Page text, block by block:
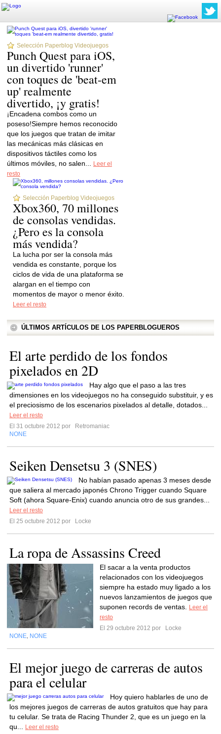
Selección Paperblog Videojuegos
Punch Quest para iOS,
un divertido 'runner'
con toques de 'beat-em
up' realmente
divertido, ¡y gratis!
¡Encadena combos como un
poseso!Siempre hemos reconocido
que los juegos que tratan de imitar
las mecánicas más clásicas en
dispositivos táctiles como los
últimos móviles, no salen...
Leer el
resto
Selección Paperblog Videojuegos
Xbox360, 70 millones
de consolas vendidas.
¿Pero es la consola
más vendida?
La lucha por ser la consola más
vendida es constante, porque los
ciclos de vida de una plataforma se
alargan en el tiempo con
momentos de mayor o menor éxito.
Leer el resto
ÚLTIMOS ARTÍCULOS DE LOS PAPERBLOGUEROS
El arte perdido de los fondos
pixelados en 2D
Hay algo que el paso a las tres
dimensiones en los videojuegos no ha conseguido substituir, y es
el preciosismo de los escenarios pixelados al detalle, dotados...
Leer el resto
El 31 octubre 2012 por
Retromaniac
NONE
Seiken Densetsu 3 (SNES)
No habían pasado apenas 3 meses desde
que saliera al mercado japonés Chrono Trigger cuando Square
Soft (ahora Square-Enix) cuando anuncia otro de sus grandes...
Leer el resto
El 25 octubre 2012 por
Locke
La ropa de Assassins Creed
El sacar a la venta productos
relacionados con los videojuegos
siempre ha estado muy ligado a los
nuevos lanzamientos de juegos que
suponen records de ventas.
Leer el
resto
El 29 octubre 2012 por
Locke
NONE NONE
El mejor juego de carreras de autos
para el celular
Hoy quiero hablarles de uno de
los mejores juegos de carreras de autos gratuitos que hay para
tu celular. Se trata de Racing Thunder 2, que es un juego en la
qu...
Leer el resto